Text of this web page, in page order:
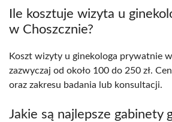
Ile kosztuje wizyta u
w Choszcznie?
Koszt wizyty u ginekologa prywatnie
zazwyczaj od około 100 do 250 zł.
oraz zakresu badania lub konsultacji.
Jakie są najlepsze gabinety